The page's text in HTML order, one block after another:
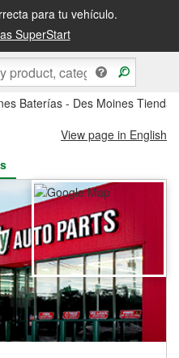
para tu vehículo.
SuperStart
o recógela en la tienda
Baterías - Des Moines Tienda
View page in English